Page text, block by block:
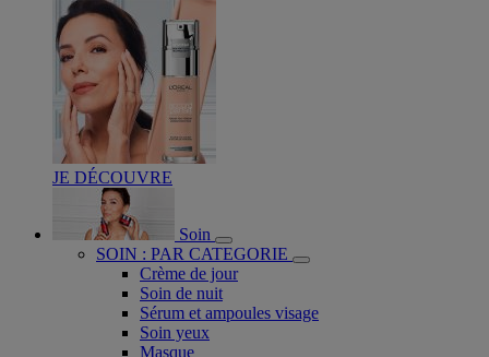
JE DÉCOUVRE
Soin
SOIN : PAR CATEGORIE
Crème de jour
Soin de nuit
Sérum et ampoules visage
Soin yeux
Masque